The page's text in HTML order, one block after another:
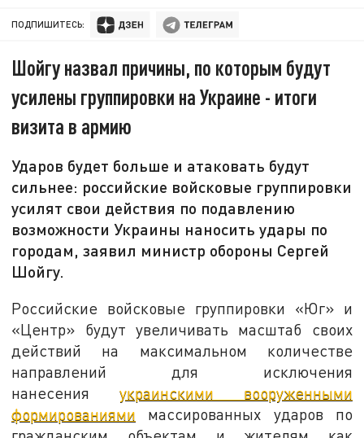
ПОДПИШИТЕСЬ:
Шойгу назвал причины, по которым будут
усилены группировки на Украине - итоги
визита в армию
Ударов будет больше и атаковать будут
сильнее: российские войсковые группировки
усилят свои действия по подавлению
возможности Украины наносить удары по
городам, заявил министр обороны Сергей
Шойгу.
Российские войсковые группировки «Юг» и
«Центр» будут увеличивать масштаб своих
действий на максимальном количестве
направлений для исключения
нанесения украинскими вооруженными
формированиями массированных ударов по